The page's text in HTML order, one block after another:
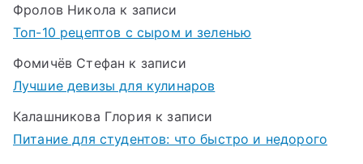
Фролов Никола к записи
Топ-10 рецептов с сыром и зеленью
Фомичёв Стефан к записи
Лучшие девизы для кулинаров
Калашникова Глория к записи
Питание для студентов: что быстро и недорого